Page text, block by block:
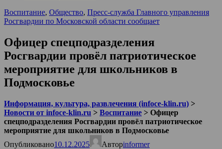
Воспитание, Общество, Пресс-служба Главного управления
Росгвардии по Московской области сообщает
Офицер спецподразделения
Росгвардии провёл патриотическое
мероприятие для школьников в
Подмосковье
Информация, культура, развлечения (infoce-klin.ru) >
Новости от infoce-klin.ru > Воспитание > Офицер
спецподразделения Росгвардии провёл патриотическое
мероприятие для школьников в Подмосковье
Опубликовано10.12.2025 Авторinformer